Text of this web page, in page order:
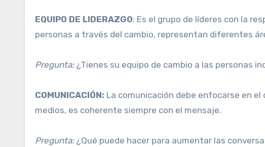
EQUIPO DE LIDERAZGO: Es el grupo de líderes con la
personas a través del cambio, representan diferentes
Pregunta:¿Tienes su equipo de cambio a las personas
COMUNICACIÓN: La comunicación debe enfocarse en
medios, es coherente siempre con el mensaje.
Pregunta:¿Qué puede hacer para aumentar las